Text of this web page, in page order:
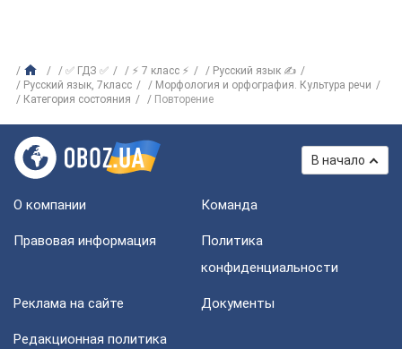
✅ ГДЗ ✅ ⚡ 7 класс ⚡
Русский язык ✍
Русский язык, 7класс
Морфология и орфография. Культура речи
Категория состояния
Повторение
В начало
О компании Команда
Правовая информация
Политика
конфиденциальности
Реклама на сайте Документы
Редакционная политика